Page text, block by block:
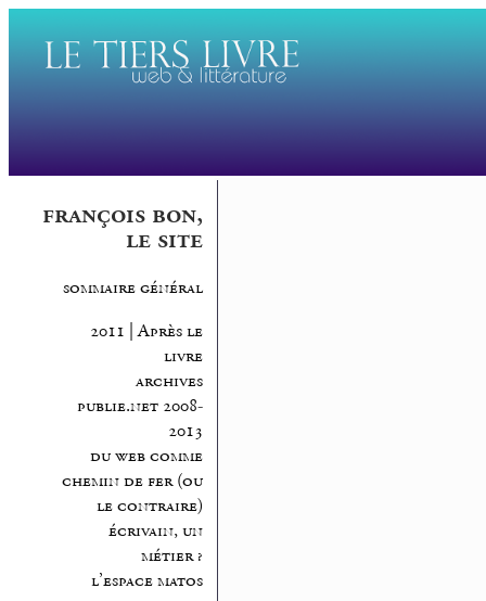
françois bon,
le site
sommaire général
2011 | Après le
livre
archives
publie.net 2008-
2013
du web comme
chemin de fer (ou
le contraire)
écrivain, un
métier ?
l’espace matos